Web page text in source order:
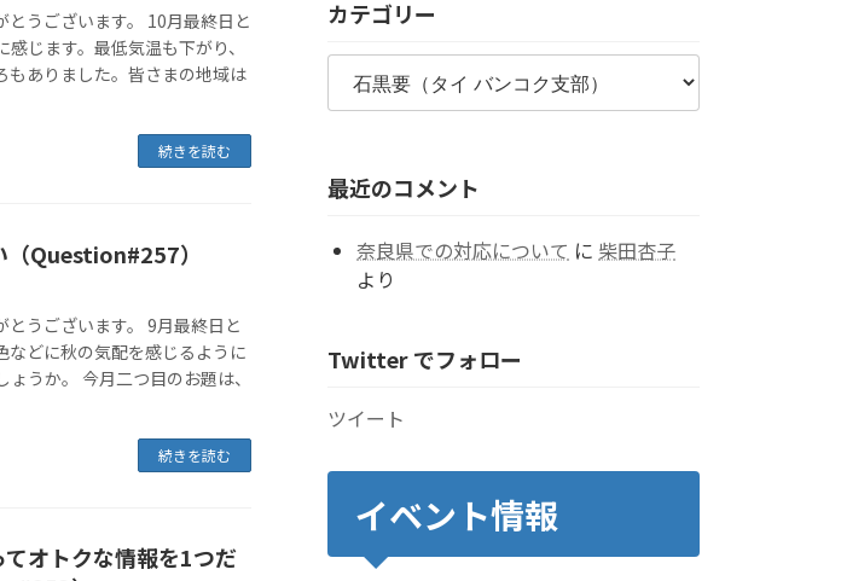
うございます。 10月最終日と
じます。最低気温も下がり、
もありました。皆さまの地域は
続きを読む
Question#257）
うございます。 9月最終日と
などに秋の気配を感じるように
うか。 今月二つ目のお題は、
続きを読む
オトクな情報を1つだ
カテゴリー
カ
ゴ
ー
最近のコメント
奈良県での対応について に 柴田杏子
より
Twitter でフォロー
ツイート
イベント情報